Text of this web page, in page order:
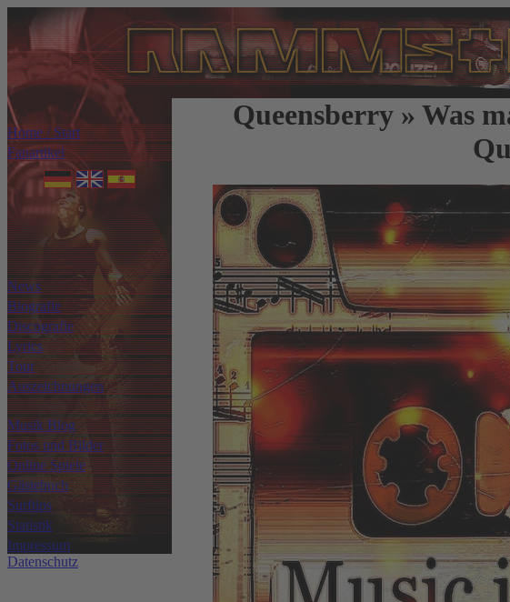
Home / Start
Fanartikel
News
Biografie
Discografie
Lyrics
Tour
Auszeichnungen
Musik Blog
Fotos und Bilder
Online Spiele
Gästebuch
Surftips
Statistik
Impressum
Datenschutz
Queensberry » Was